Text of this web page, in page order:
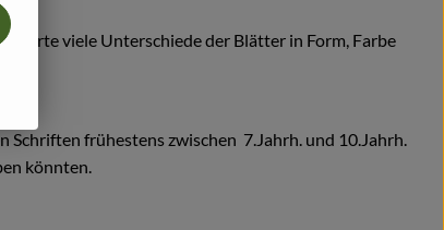
Sorte viele Unterschiede der Blätter in Form, Farbe
frühestens zwischen 7.Jahrh. und 10.Jahrh.
könnten.